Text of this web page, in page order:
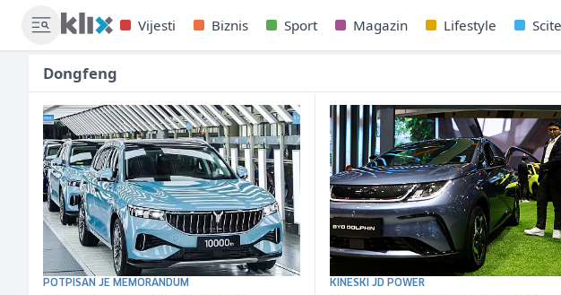
Vijesti Biznis Sport Magazin Lifestyle
Dongfeng
POTPISAN JE MEMORANDUM KINESKI JD POWER